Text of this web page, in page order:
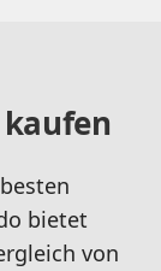
kaufen
bietet
von